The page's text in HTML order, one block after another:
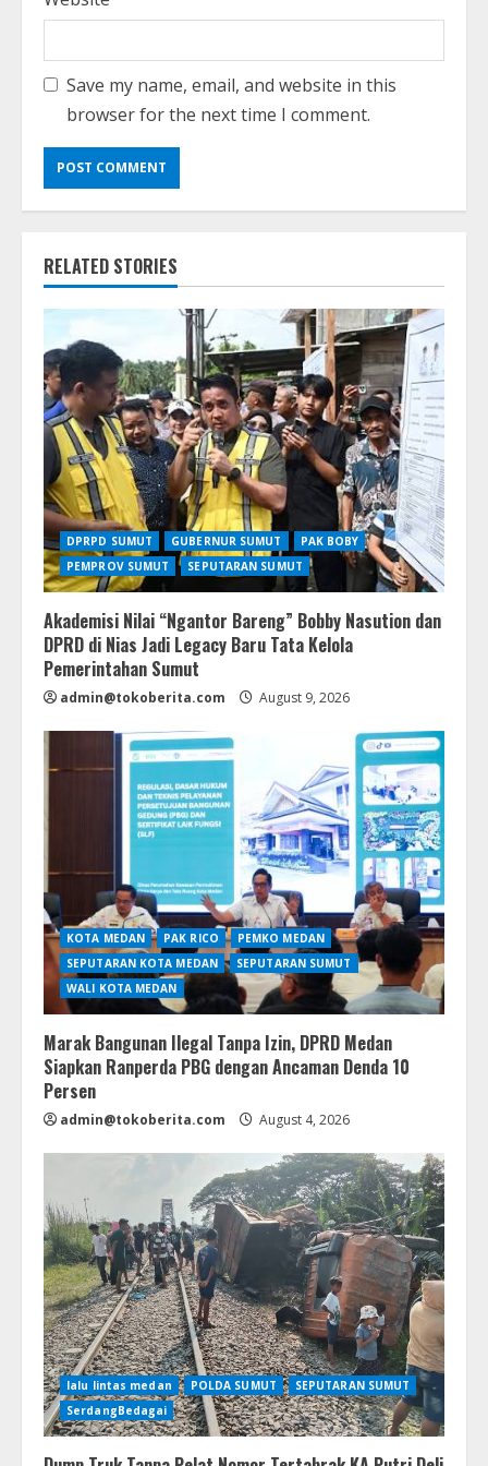
Save my name, email, and website in this
browser for the next time I comment.
RELATED STORIES
DPRPD SUMUT GUBERNUR SUMUT
PAK BOBY
PEMPROV SUMUT
SEPUTARAN SUMUT
Akademisi Nilai “Ngantor Bareng” Bobby Nasution dan
DPRD di Nias Jadi Legacy Baru Tata Kelola
Pemerintahan Sumut
admin@tokoberita.com August 9, 2026
KOTA MEDAN PAK RICO
PEMKO MEDAN
SEPUTARAN KOTA MEDAN
SEPUTARAN SUMUT
WALI KOTA MEDAN
Marak Bangunan Ilegal Tanpa Izin, DPRD Medan
Siapkan Ranperda PBG dengan Ancaman Denda 10
Persen
admin@tokoberita.com August 4, 2026
lalu lintas medan POLDA SUMUT
SEPUTARAN SUMUT
SerdangBedagai